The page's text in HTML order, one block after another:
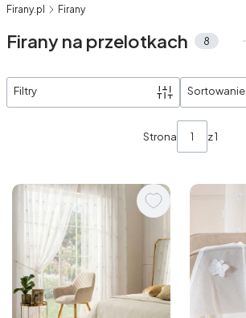
Firany.pl Firany
Firany na przelotkach 8
Filtry Sortowanie
Strona z 1